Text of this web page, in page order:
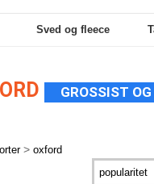
Sved og fleece
GROSSIST
> oxford